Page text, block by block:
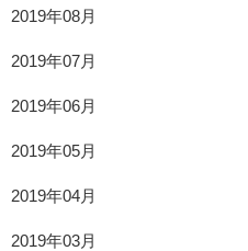
2019年08月
2019年07月
2019年06月
2019年05月
2019年04月
2019年03月